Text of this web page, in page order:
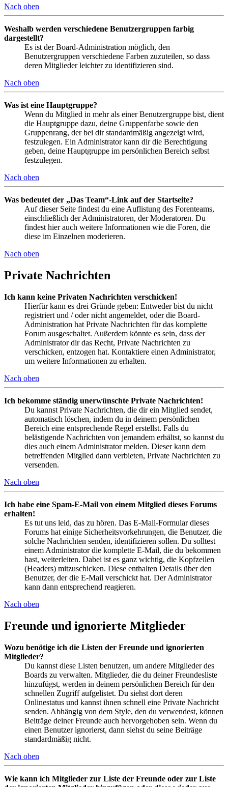
Nach oben
Weshalb werden verschiedene Benutzergruppen farbig
dargestellt?
Es ist der Board-Administration möglich, den
Benutzergruppen verschiedene Farben zuzuteilen, so dass
deren Mitglieder leichter zu identifizieren sind.
Nach oben
Was ist eine Hauptgruppe?
Wenn du Mitglied in mehr als einer Benutzergruppe bist, dient
die Hauptgruppe dazu, deine Gruppenfarbe sowie den
Gruppenrang, der bei dir standardmäßig angezeigt wird,
festzulegen. Ein Administrator kann dir die Berechtigung
geben, deine Hauptgruppe im persönlichen Bereich selbst
festzulegen.
Nach oben
Was bedeutet der „Das Team“-Link auf der Startseite?
Auf dieser Seite findest du eine Auflistung des Forenteams,
einschließlich der Administratoren, der Moderatoren. Du
findest hier auch weitere Informationen wie die Foren, die
diese im Einzelnen moderieren.
Nach oben
Private Nachrichten
Ich kann keine Privaten Nachrichten verschicken!
Hierfür kann es drei Gründe geben: Entweder bist du nicht
registriert und / oder nicht angemeldet, oder die Board-
Administration hat Private Nachrichten für das komplette
Forum ausgeschaltet. Außerdem könnte es sein, dass der
Administrator dir das Recht, Private Nachrichten zu
verschicken, entzogen hat. Kontaktiere einen Administrator,
um weitere Informationen zu erhalten.
Nach oben
Ich bekomme ständig unerwünschte Private Nachrichten!
Du kannst Private Nachrichten, die dir ein Mitglied sendet,
automatisch löschen, indem du in deinem persönlichen
Bereich eine entsprechende Regel erstellst. Falls du
belästigende Nachrichten von jemandem erhältst, so kannst du
dies auch einem Administrator melden. Dieser kann dem
betreffenden Mitglied dann verbieten, Private Nachrichten zu
versenden.
Nach oben
Ich habe eine Spam-E-Mail von einem Mitglied dieses Forums
erhalten!
Es tut uns leid, das zu hören. Das E-Mail-Formular dieses
Forums hat einige Sicherheitsvorkehrungen, die Benutzer, die
solche Nachrichten senden, identifizieren sollen. Du solltest
einem Administrator die komplette E-Mail, die du bekommen
hast, weiterleiten. Dabei ist es ganz wichtig, die Kopfzeilen
(Headers) mitzuschicken. Diese enthalten Details über den
Benutzer, der die E-Mail verschickt hat. Der Administrator
kann dann entsprechend reagieren.
Nach oben
Freunde und ignorierte Mitglieder
Wozu benötige ich die Listen der Freunde und ignorierten
Mitglieder?
Du kannst diese Listen benutzen, um andere Mitglieder des
Boards zu verwalten. Mitglieder, die du deiner Freundesliste
hinzufügst, werden in deinem persönlichen Bereich für den
schnellen Zugriff aufgelistet. Du siehst dort deren
Onlinestatus und kannst ihnen schnell eine Private Nachricht
senden. Abhängig von dem Style, den du verwendest, können
Beiträge deiner Freunde auch hervorgehoben sein. Wenn du
einen Benutzer ignorierst, dann siehst du seine Beiträge
standardmäßig nicht.
Nach oben
Wie kann ich Mitglieder zur Liste der Freunde oder zur Liste